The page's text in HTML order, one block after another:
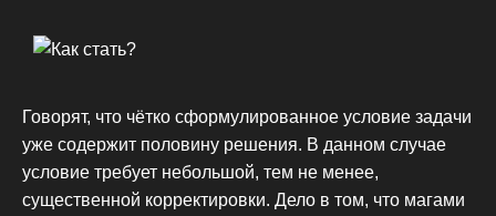
Говорят, что чётко сформулированное условие задачи
уже содержит половину решения. В данном случае
условие требует небольшой, тем не менее,
существенной корректировки. Дело в том, что магами